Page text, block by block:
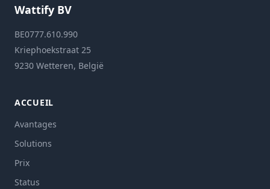
Wattify BV
BE0777.610.990
Kriephoekstraat 25
9230 Wetteren, België
ACCUEIL
Avantages
Solutions
Prix
Status